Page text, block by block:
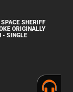
SHERIFF
ORIGINALLY
- SINGLE